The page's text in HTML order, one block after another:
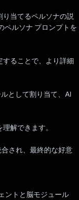
り当てるペルソナの説
ペルソナ プロンプトを
することで、より詳細
として割り当て、AI
解できます。
され、最終的な好意
ントと脳モジュール